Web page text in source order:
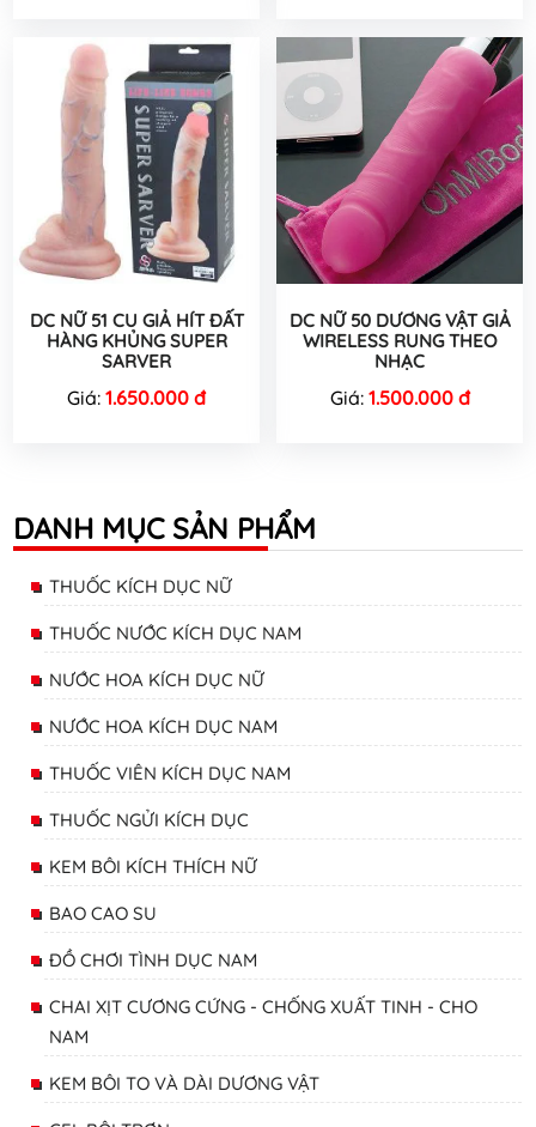
DC NỮ 51 CU GIẢ HÍT ĐẤT
HÀNG KHỦNG SUPER
SARVER
Giá: 1.650.000 đ
DC NỮ 50 DƯƠNG VẬT GIẢ
WIRELESS RUNG THEO
NHẠC
Giá: 1.500.000 đ
DANH MỤC SẢN PHẨM
THUỐC KÍCH DỤC NỮ
THUỐC NƯỚC KÍCH DỤC NAM
NƯỚC HOA KÍCH DỤC NỮ
NƯỚC HOA KÍCH DỤC NAM
THUỐC VIÊN KÍCH DỤC NAM
THUỐC NGỬI KÍCH DỤC
KEM BÔI KÍCH THÍCH NỮ
BAO CAO SU
ĐỒ CHƠI TÌNH DỤC NAM
CHAI XỊT CƯƠNG CỨNG - CHỐNG XUẤT TINH - CHO
NAM
KEM BÔI TO VÀ DÀI DƯƠNG VẬT